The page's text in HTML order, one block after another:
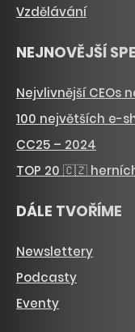
Vzdělávání
NEJNOVĚJŠÍ
Nejvlivnější CEOs
100 největších e-
CC25 – 2024
TOP 20 🇨🇿
DÁLE TVOŘÍME
Newslettery
Podcasty
Eventy